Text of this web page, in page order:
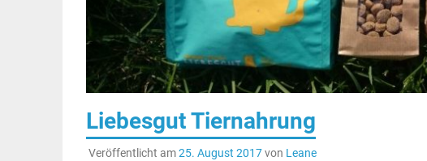
Liebesgut Tiernahrung
Veröffentlicht am25. August 2017von Leane